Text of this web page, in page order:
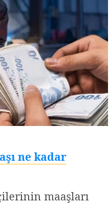
ne kadar
maaşları